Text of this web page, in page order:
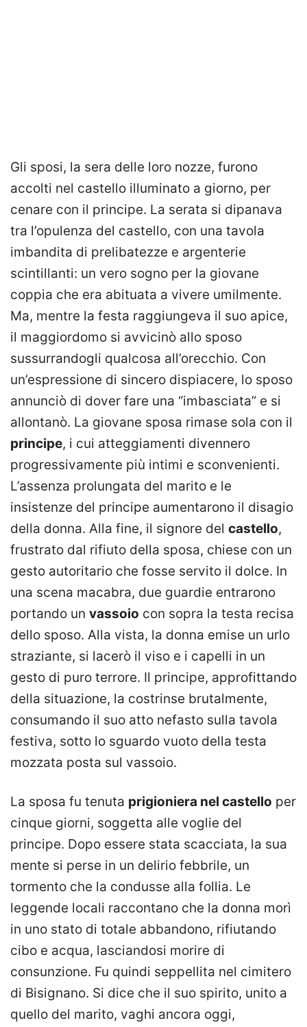
Gli sposi, la sera delle loro nozze, furono
accolti nel castello illuminato a giorno, per
cenare con il principe. La serata si dipanava
tra l’opulenza del castello, con una tavola
imbandita di prelibatezze e argenterie
scintillanti: un vero sogno per la giovane
coppia che era abituata a vivere umilmente.
Ma, mentre la festa raggiungeva il suo apice,
il maggiordomo si avvicinò allo sposo
sussurrandogli qualcosa all’orecchio. Con
un’espressione di sincero dispiacere, lo sposo
annunciò di dover fare una “imbasciata” e si
allontanò. La giovane sposa rimase sola con il
principe, i cui atteggiamenti divennero
progressivamente più intimi e sconvenienti.
L’assenza prolungata del marito e le
insistenze del principe aumentarono il disagio
della donna. Alla fine, il signore del castello,
frustrato dal rifiuto della sposa, chiese con un
gesto autoritario che fosse servito il dolce. In
una scena macabra, due guardie entrarono
portando un vassoio con sopra la testa recisa
dello sposo. Alla vista, la donna emise un urlo
straziante, si lacerò il viso e i capelli in un
gesto di puro terrore. Il principe, approfittando
della situazione, la costrinse brutalmente,
consumando il suo atto nefasto sulla tavola
festiva, sotto lo sguardo vuoto della testa
mozzata posta sul vassoio.
La sposa fu tenuta prigioniera nel castello per
cinque giorni, soggetta alle voglie del
principe. Dopo essere stata scacciata, la sua
mente si perse in un delirio febbrile, un
tormento che la condusse alla follia. Le
leggende locali raccontano che la donna morì
in uno stato di totale abbandono, rifiutando
cibo e acqua, lasciandosi morire di
consunzione. Fu quindi seppellita nel cimitero
di Bisignano. Si dice che il suo spirito, unito a
quello del marito, vaghi ancora oggi,